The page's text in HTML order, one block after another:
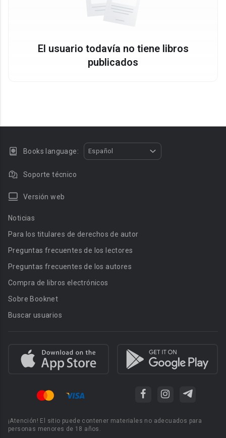
El usuario todavía no tiene libros
publicados
Books language: Español
Soporte técnico
Versión web
Noticias
Para los titulares de derechos de autor
Preguntas frecuentes de los lectores
Preguntas frecuentes de los autores
Compra de libros electrónicos
Sobre Booknet
Buscar usuarios
¡Atención! El sitio puede contener materiales no adecuados para
personas menores de 18 años.